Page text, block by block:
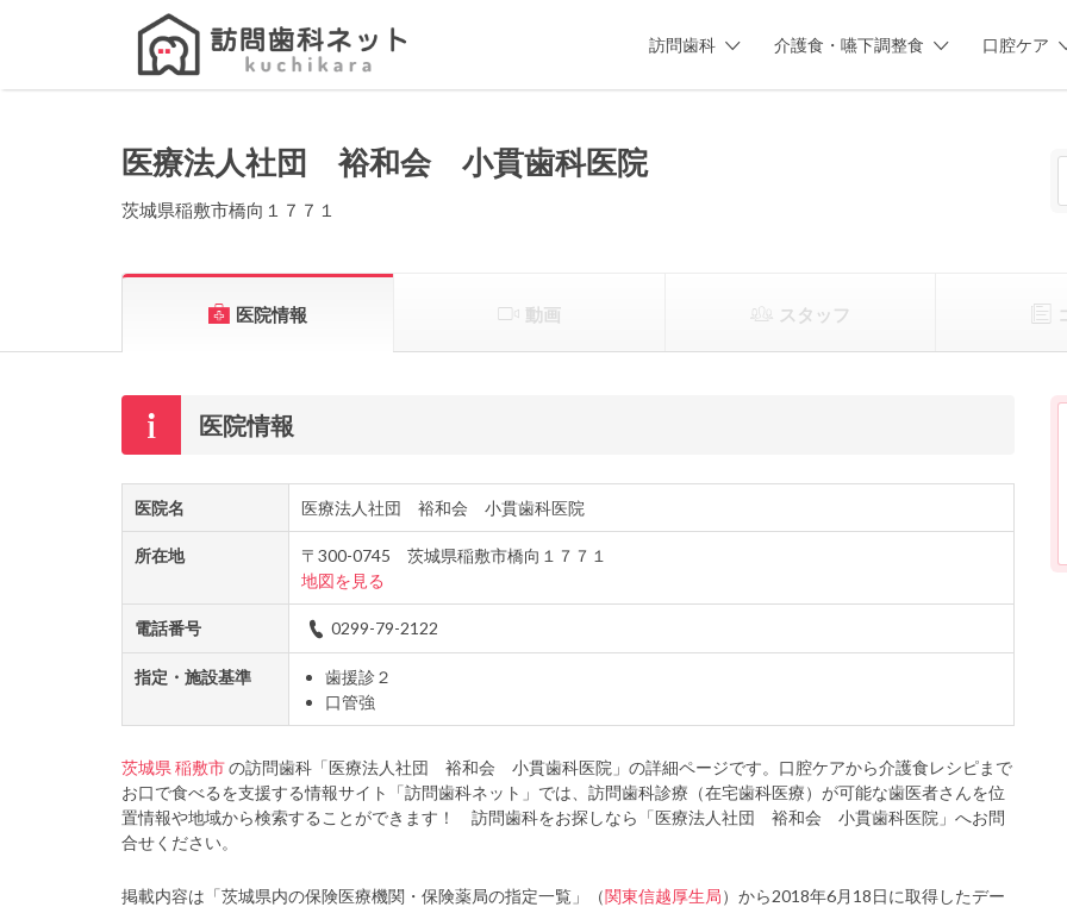
訪問歯科 介護食・嚥下調整食 口腔ケア
Search
医療法人社団 裕和会 小貫歯科医院
茨城県稲敷市橋向１７７１
医院情報 動画 スタッフ
医院情報
医院名 医療法人社団 裕和会 小貫歯科医院
所在地
〒300-0745 茨城県稲敷市橋向１７７１
地図を見る
電話番号 0299-79-2122
指定・施設基準
歯援診２
口管強
茨城県 稲敷市の訪問歯科「医療法人社団 裕和会 小貫歯科医院」の詳細ページです。口腔ケアから介護食レシピまで
お口で食べるを支援する情報サイト「訪問歯科ネット」では、訪問歯科診療（在宅歯科医療）が可能な歯医者さんを位
置情報や地域から検索することができます！ 訪問歯科をお探しなら「医療法人社団 裕和会 小貫歯科医院」へお問
合せください。
掲載内容は「茨城県内の保険医療機関・保険薬局の指定一覧」（関東信越厚生局）から2018年6月18日に取得したデー